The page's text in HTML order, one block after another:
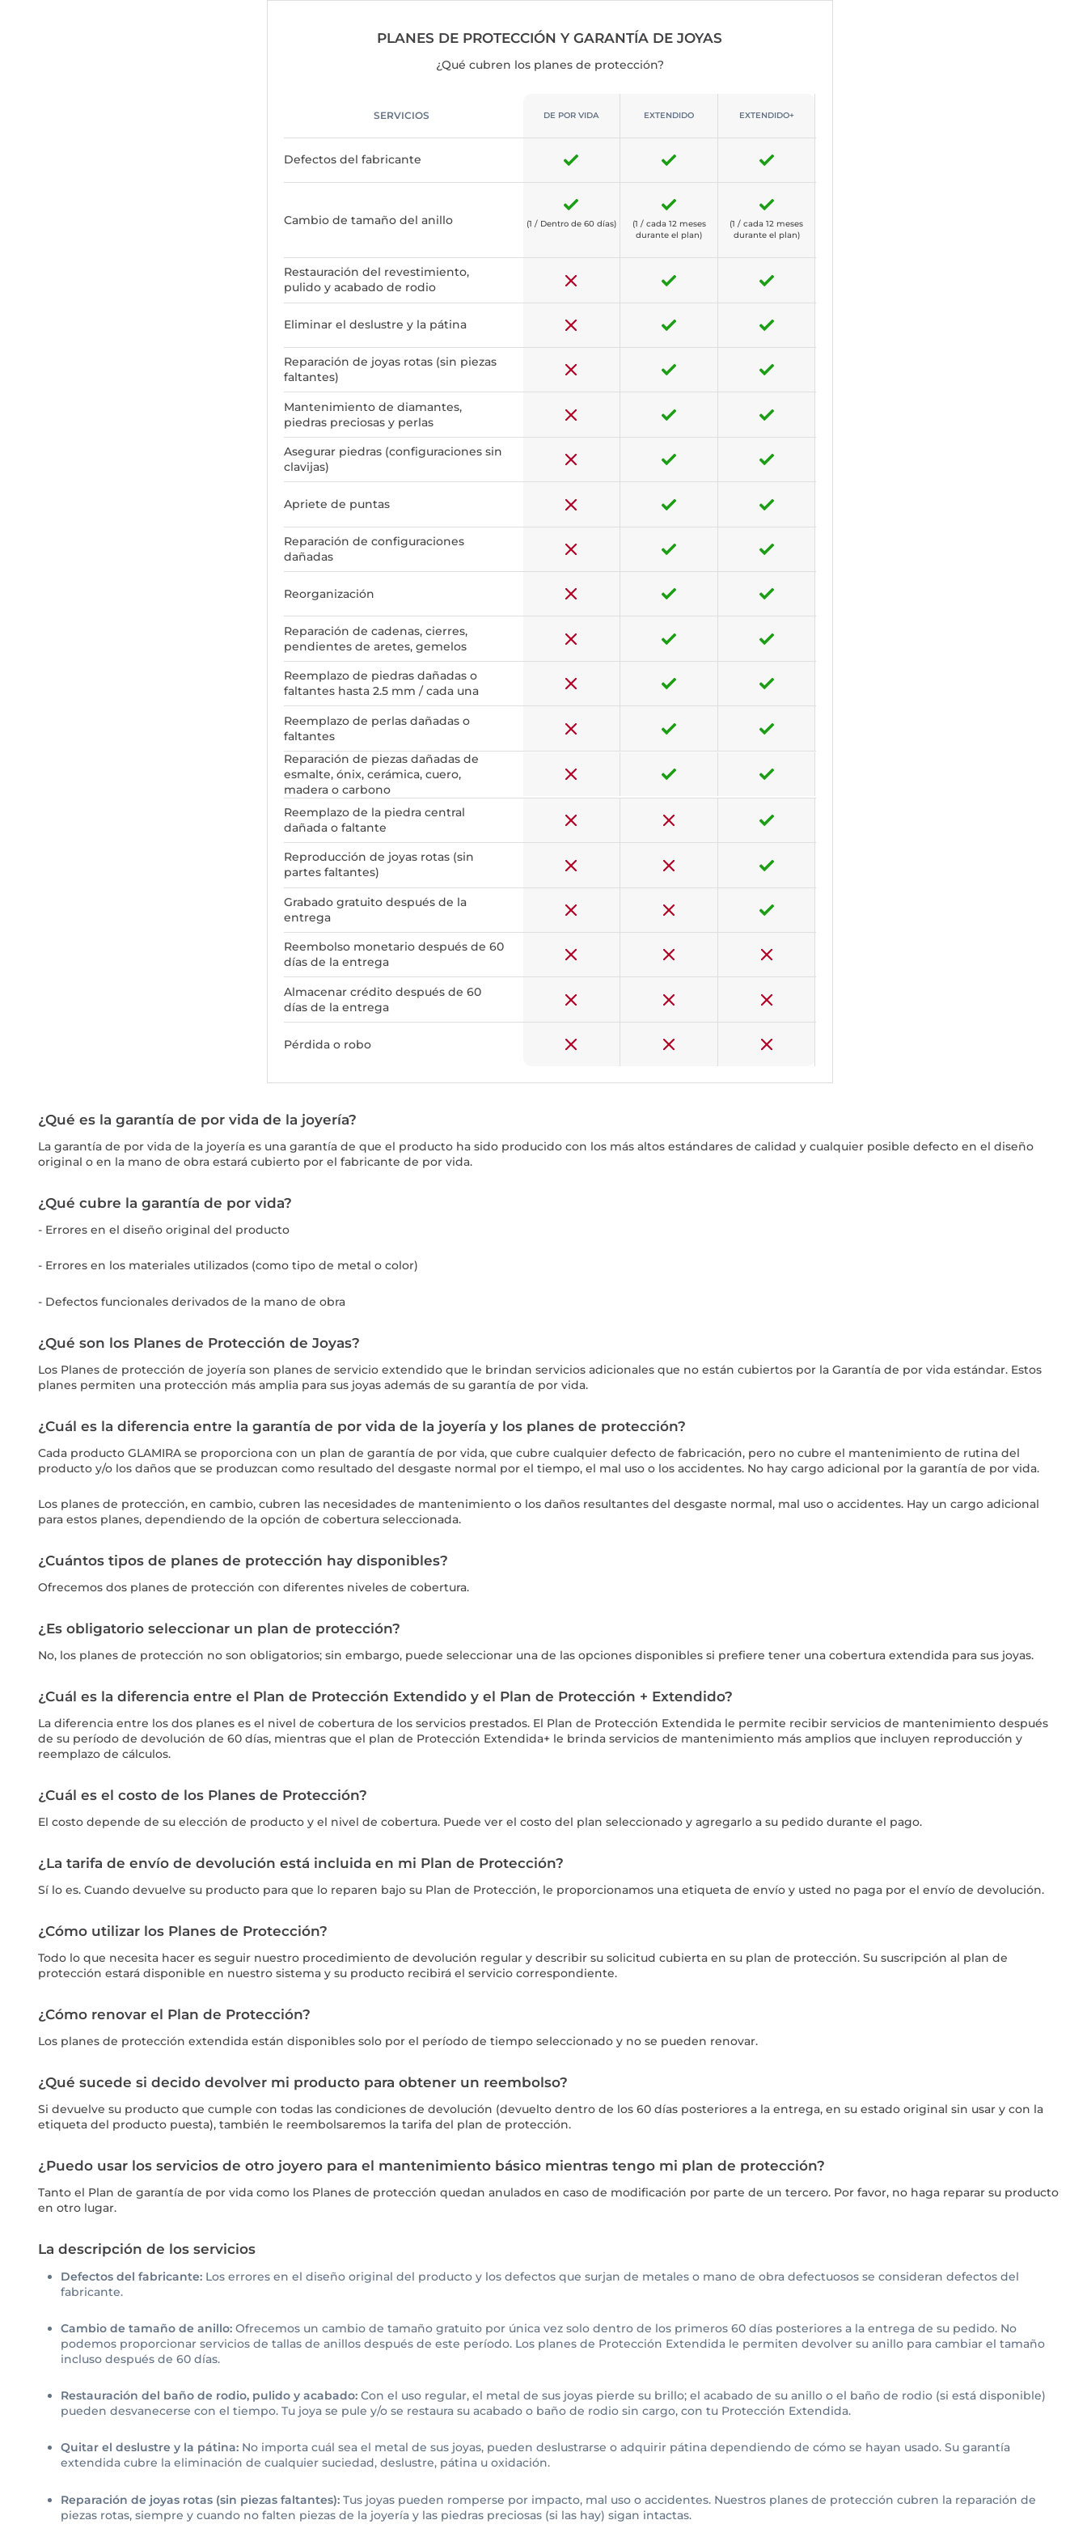
PLANES DE PROTECCIÓN Y GARANTÍA DE JOYAS
¿Qué cubren los planes de protección?
SERVICIOS DE POR VIDA EXTENDIDO EXTENDIDO+
Defectos del fabricante
Cambio de tamaño del anillo (1 / Dentro de 60 días)
(1 / cada 12 meses
durante el plan)
(1 / cada 12 meses
durante el plan)
Restauración del revestimiento,
pulido y acabado de rodio
Eliminar el deslustre y la pátina
Reparación de joyas rotas (sin piezas
faltantes)
Mantenimiento de diamantes,
piedras preciosas y perlas
Asegurar piedras (configuraciones sin
clavijas)
Apriete de puntas
Reparación de configuraciones
dañadas
Reorganización
Reparación de cadenas, cierres,
pendientes de aretes, gemelos
Reemplazo de piedras dañadas o
faltantes hasta 2.5 mm / cada una
Reemplazo de perlas dañadas o
faltantes
Reparación de piezas dañadas de
esmalte, ónix, cerámica, cuero,
madera o carbono
Reemplazo de la piedra central
dañada o faltante
Reproducción de joyas rotas (sin
partes faltantes)
Grabado gratuito después de la
entrega
Reembolso monetario después de 60
días de la entrega
Almacenar crédito después de 60
días de la entrega
Pérdida o robo
¿Qué es la garantía de por vida de la joyería?
La garantía de por vida de la joyería es una garantía de que el producto ha sido producido con los más altos estándares de calidad y cualquier posible defecto en el diseño
original o en la mano de obra estará cubierto por el fabricante de por vida.
¿Qué cubre la garantía de por vida?
- Errores en el diseño original del producto
- Errores en los materiales utilizados (como tipo de metal o color)
- Defectos funcionales derivados de la mano de obra
¿Qué son los Planes de Protección de Joyas?
Los Planes de protección de joyería son planes de servicio extendido que le brindan servicios adicionales que no están cubiertos por la Garantía de por vida estándar. Estos
planes permiten una protección más amplia para sus joyas además de su garantía de por vida.
¿Cuál es la diferencia entre la garantía de por vida de la joyería y los planes de protección?
Cada producto GLAMIRA se proporciona con un plan de garantía de por vida, que cubre cualquier defecto de fabricación, pero no cubre el mantenimiento de rutina del
producto y/o los daños que se produzcan como resultado del desgaste normal por el tiempo, el mal uso o los accidentes. No hay cargo adicional por la garantía de por vida.
Los planes de protección, en cambio, cubren las necesidades de mantenimiento o los daños resultantes del desgaste normal, mal uso o accidentes. Hay un cargo adicional
para estos planes, dependiendo de la opción de cobertura seleccionada.
¿Cuántos tipos de planes de protección hay disponibles?
Ofrecemos dos planes de protección con diferentes niveles de cobertura.
¿Es obligatorio seleccionar un plan de protección?
No, los planes de protección no son obligatorios; sin embargo, puede seleccionar una de las opciones disponibles si prefiere tener una cobertura extendida para sus joyas.
¿Cuál es la diferencia entre el Plan de Protección Extendido y el Plan de Protección + Extendido?
La diferencia entre los dos planes es el nivel de cobertura de los servicios prestados. El Plan de Protección Extendida le permite recibir servicios de mantenimiento después
de su período de devolución de 60 días, mientras que el plan de Protección Extendida+ le brinda servicios de mantenimiento más amplios que incluyen reproducción y
reemplazo de cálculos.
¿Cuál es el costo de los Planes de Protección?
El costo depende de su elección de producto y el nivel de cobertura. Puede ver el costo del plan seleccionado y agregarlo a su pedido durante el pago.
¿La tarifa de envío de devolución está incluida en mi Plan de Protección?
Sí lo es. Cuando devuelve su producto para que lo reparen bajo su Plan de Protección, le proporcionamos una etiqueta de envío y usted no paga por el envío de devolución.
¿Cómo utilizar los Planes de Protección?
Todo lo que necesita hacer es seguir nuestro procedimiento de devolución regular y describir su solicitud cubierta en su plan de protección. Su suscripción al plan de
protección estará disponible en nuestro sistema y su producto recibirá el servicio correspondiente.
¿Cómo renovar el Plan de Protección?
Los planes de protección extendida están disponibles solo por el período de tiempo seleccionado y no se pueden renovar.
¿Qué sucede si decido devolver mi producto para obtener un reembolso?
Si devuelve su producto que cumple con todas las condiciones de devolución (devuelto dentro de los 60 días posteriores a la entrega, en su estado original sin usar y con la
etiqueta del producto puesta), también le reembolsaremos la tarifa del plan de protección.
¿Puedo usar los servicios de otro joyero para el mantenimiento básico mientras tengo mi plan de protección?
Tanto el Plan de garantía de por vida como los Planes de protección quedan anulados en caso de modificación por parte de un tercero. Por favor, no haga reparar su producto
en otro lugar.
La descripción de los servicios
Defectos del fabricante: Los errores en el diseño original del producto y los defectos que surjan de metales o mano de obra defectuosos se consideran defectos del
fabricante.
Cambio de tamaño de anillo: Ofrecemos un cambio de tamaño gratuito por única vez solo dentro de los primeros 60 días posteriores a la entrega de su pedido. No
podemos proporcionar servicios de tallas de anillos después de este período. Los planes de Protección Extendida le permiten devolver su anillo para cambiar el tamaño
incluso después de 60 días.
Restauración del baño de rodio, pulido y acabado: Con el uso regular, el metal de sus joyas pierde su brillo; el acabado de su anillo o el baño de rodio (si está disponible)
pueden desvanecerse con el tiempo. Tu joya se pule y/o se restaura su acabado o baño de rodio sin cargo, con tu Protección Extendida.
Quitar el deslustre y la pátina: No importa cuál sea el metal de sus joyas, pueden deslustrarse o adquirir pátina dependiendo de cómo se hayan usado. Su garantía
extendida cubre la eliminación de cualquier suciedad, deslustre, pátina u oxidación.
Reparación de joyas rotas (sin piezas faltantes): Tus joyas pueden romperse por impacto, mal uso o accidentes. Nuestros planes de protección cubren la reparación de
piezas rotas, siempre y cuando no falten piezas de la joyería y las piedras preciosas (si las hay) sigan intactas.